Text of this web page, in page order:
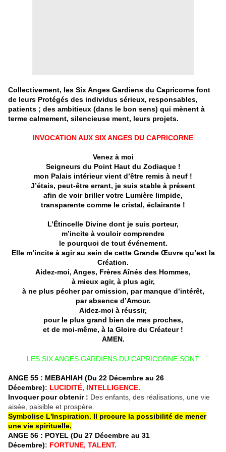
Collectivement, les Six Anges Gardiens du Capricorne font
de leurs Protégés des individus sérieux, responsables,
patients ; des ambitieux (dans le bon sens) qui mènent à
terme calmement, silencieuse ment, leurs projets.
INVOCATION AUX SIX ANGES DU CAPRICORNE
Venez à moi
Seigneurs du Point Haut du Zodiaque !
mon Palais intérieur vient d’être remis à neuf !
J’étais, peut-être errant, je suis stable à présent
afin de voir briller votre Lumière limpide,
transparente comme le cristal, éclairante !
L’Étincelle Divine dont je suis porteur,
m’incite à vouloir comprendre
le pourquoi de tout événement.
Elle m’incite à agir au sein de cette Grande Œuvrequ’est la
Création.
Aidez-moi, Anges, Frères Aînés des Hommes,
à mieux agir, à plus agir,
à ne plus pécher par omission, par manque d’intérêt,
par absence d’Amour.
Aidez-moi à réussir,
pour le plus grand bien de mes proches,
et de moi-même, à la Gloire du Créateur !
AMEN.
LES SIX ANGES GARDIENS DU CAPRICORNE SONT
ANGE 55 : MEBAHIAH (Du 22 Décembre au 26
Décembre): LUCIDITÉ, INTELLIGENCE.
Invoquer pour obtenir : Des enfants, des réalisations, une vie
aisée, paisible et prospère.
Symbolise L'Inspiration. Il procure la possibilité de mener
une vie spirituelle.
ANGE 56 : POYEL (Du 27 Décembre au 31
Décembre): FORTUNE, TALENT.